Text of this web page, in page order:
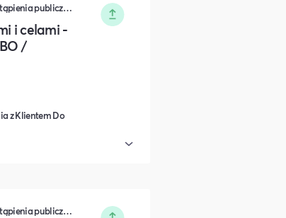
Zarządzanie • Sprzedaż • Komunikacja i wystąpienia publiczne • Rozwój osobisty • Turystyka i podróże • Wydarzenia zamknięte • Marketing • Biznes i Przedsiędsiębiorczość • Nauka i Edukacja • Polityka i Gospodarka • Dieta, Odżywianie i Degustacje • IT i Nowe technologie
i celami -
/
z Klientem Do
Zarządzanie • Sprzedaż • Komunikacja i wystąpienia publiczne • Rozwój osobisty • Turystyka i podróże • Wydarzenia zamknięte • Marketing • Biznes i Przedsiędsiębiorczość • Nauka i Edukacja • Polityka i Gospodarka • Dieta, Odżywianie i Degustacje • IT i Nowe technologie